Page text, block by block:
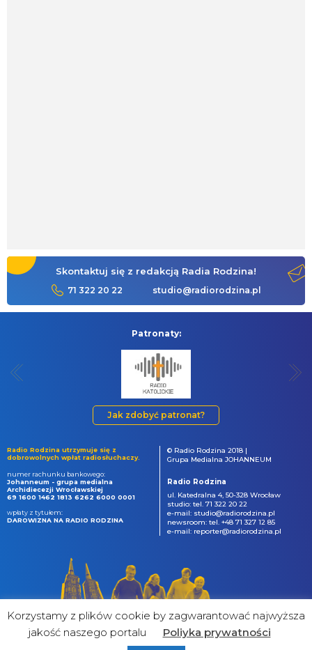
Skontaktuj się z redakcją Radia Rodzina!
71 322 20 22 studio@radiorodzina.pl
Patronaty:
Jak zdobyć patronat?
Radio Rodzina utrzymuje się z
dobrowolnych wpłat radiosłuchaczy.
numer rachunku bankowego:
Johanneum - grupa medialna
Archidiecezji Wrocławskiej
69 1600 1462 1813 6262 6000 0001
wpłaty z tytułem:
DAROWIZNA NA RADIO RODZINA
© Radio Rodzina 2018 |
Grupa Medialna JOHANNEUM
Radio Rodzina
ul. Katedralna 4, 50-328 Wrocław
studio: tel. 71 322 20 22
e-mail: studio@radiorodzina.pl
newsroom: tel. +48 71 327 12 85
e-mail: reporter@radiorodzina.pl
Korzystamy z plików cookie by zagwarantować najwyższa
jakość naszego portalu
Poliyka prywatności